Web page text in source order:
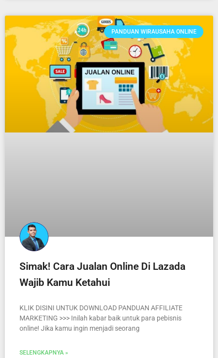
PANDUAN WIRAUSAHA ONLINE
Simak! Cara Jualan Online Di Lazada
Wajib Kamu Ketahui
KLIK DISINI UNTUK DOWNLOAD PANDUAN AFFILIATE
MARKETING >>> Inilah kabar baik untuk para pebisnis
online! Jika kamu ingin menjadi seorang
SELENGKAPNYA »